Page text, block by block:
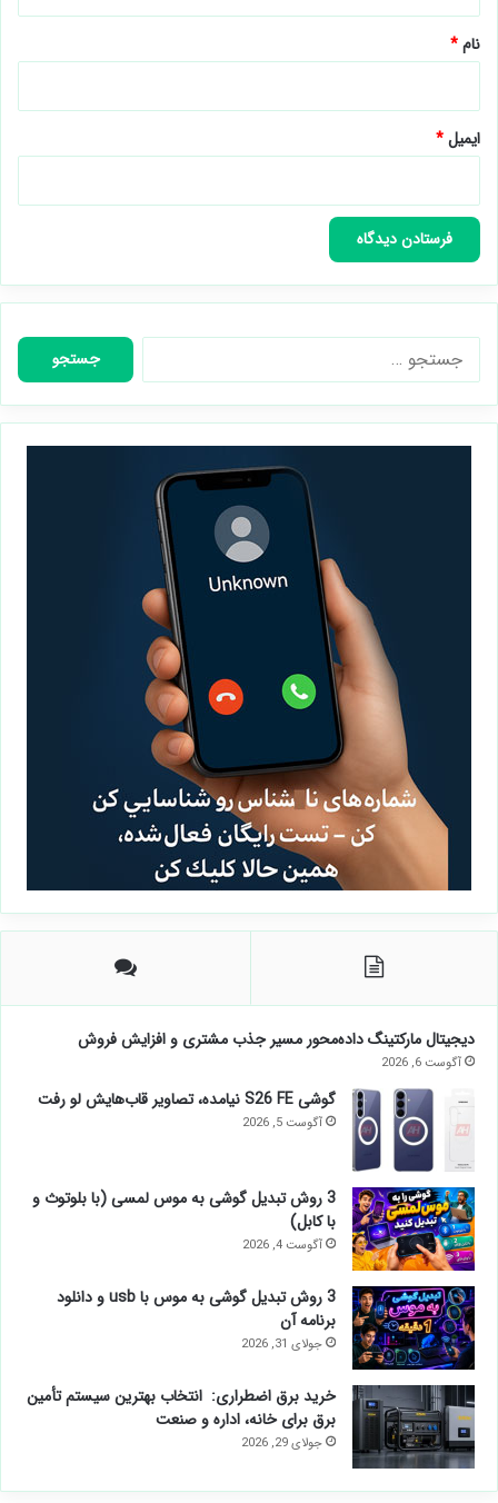
نام *
ایمیل *
جستجو
برای:
دیجیتال مارکتینگ داده‌محور مسیر جذب مشتری و افزایش فروش
آگوست 6, 2026
گوشی S26 FE نیامده،
3 روش تبدیل گوشی به
موس لمسی (با بلوتوث و
آگوست 4, 2026
3 روش تبدیل گوشی به
برنامه آن
جولای 31, 2026
خرید برق اضطراری:
تأمین برق برای خانه،